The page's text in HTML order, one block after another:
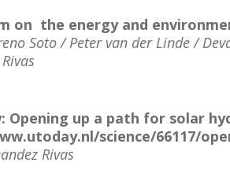
on the energy and
Soto / Peter van der Linde /
Opening up a path for solar
science/66117/
Rivas